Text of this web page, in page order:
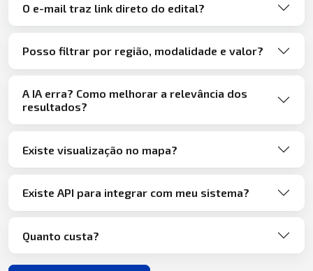
O e-mail traz link direto do edital?
Posso filtrar por região, modalidade e valor?
A IA erra? Como melhorar a relevância dos
resultados?
Existe visualização no mapa?
Existe API para integrar com meu sistema?
Quanto custa?